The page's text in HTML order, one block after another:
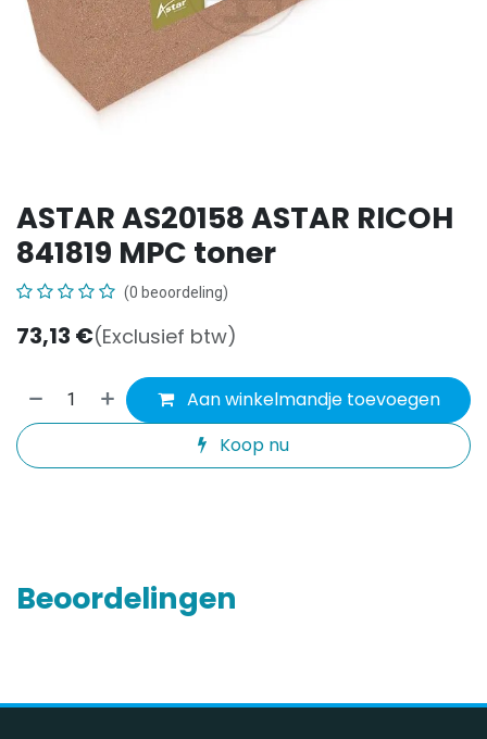
ASTAR AS20158 ASTAR RICOH
841819 MPC toner
(0 beoordeling)
73,13 €(Exclusief btw)
Aan winkelmandje toevoegen
Koop nu
Beoordelingen